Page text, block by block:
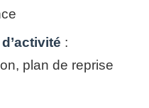
:
plan de reprise